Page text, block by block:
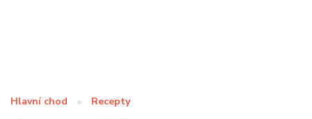
Hlavní chod Recepty